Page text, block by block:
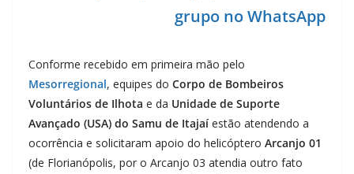
grupo no WhatsApp
Conforme recebido em primeira mão pelo
Mesorregional, equipes do Corpo de Bombeiros
Voluntários de Ilhota e da Unidade de Suporte
Avançado (USA) do Samu de Itajaí estão atendendo a
ocorrência e solicitaram apoio do helicóptero Arcanjo 01
(de Florianópolis, por o Arcanjo 03 atendia outro fato